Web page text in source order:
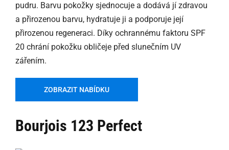
pudru. Barvu pokožky sjednocuje a dodává jí zdravou
a přirozenou barvu, hydratuje ji a podporuje její
přirozenou regeneraci. Díky ochrannému faktoru SPF
20 chrání pokožku obličeje před slunečním UV
zářením.
ZOBRAZIT NABÍDKU
Bourjois 123 Perfect